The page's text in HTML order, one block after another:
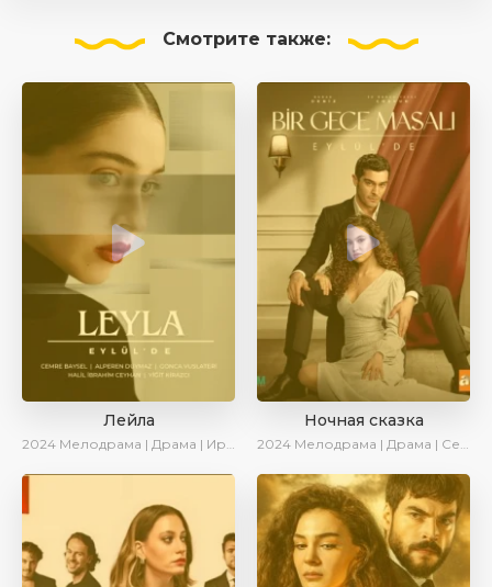
Смотрите также:
Лейла
2024 Мелодрама | Драма | Ирина Котова | AveTurk | AlisaDirilis | Сериалы 2024
Ночная сказка
2024 Мелодрама | Драма | Сериалы 2024